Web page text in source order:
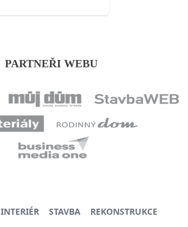
PARTNEŘI WEBU
INTERIÉR STAVBA
REKONSTRUKCE